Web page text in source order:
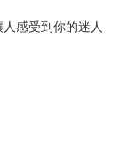
感受到你的迷人